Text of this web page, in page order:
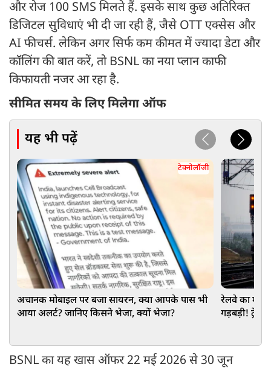
और रोज 100 SMS मिलते हैं. इसके साथ कुछ अतिरिक्त
डिजिटल सुविधाएं भी दी जा रही हैं, जैसे OTT एक्सेस और
AI फीचर्स. लेकिन अगर सिर्फ कम कीमत में ज्यादा डेटा और
कॉलिंग की बात करें, तो BSNL का नया प्लान काफी
किफायती नजर आ रहा है.
सीमित समय के लिए मिलेगा ऑफ
यह भी पढ़ें
टेक्नोलॉजी
अचानक मोबाइल पर बजा सायरन, क्या आपके पास भी
आया अलर्ट? जानिए किसने भेजा, क्यों भेजा?
रेलवे का
गड़बड़ी! ट्रेन
BSNL का यह खास ऑफर 22 मई 2026 से 30 जून